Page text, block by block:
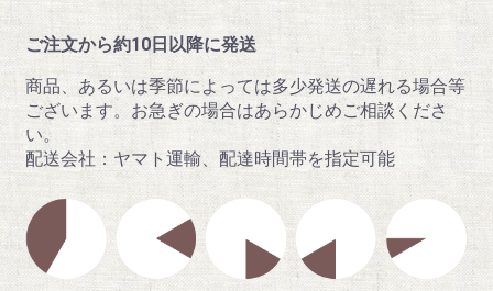
ご注文から約10日以降に発送
商品、あるいは季節によっては多少発送の遅れる場合等
ございます。お急ぎの場合はあらかじめご相談くださ
い。
配送会社：ヤマト運輸、配達時間帯を指定可能